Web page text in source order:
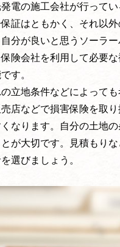
電の施工会社が行ってい
保証はともかく、それ以
分が良いと思うソーラ
険会社を利用して必要
す。
立地条件などによって
店などで損害保険を取
くなります。自分の土地
が大切です。見積もり
選びましょう。